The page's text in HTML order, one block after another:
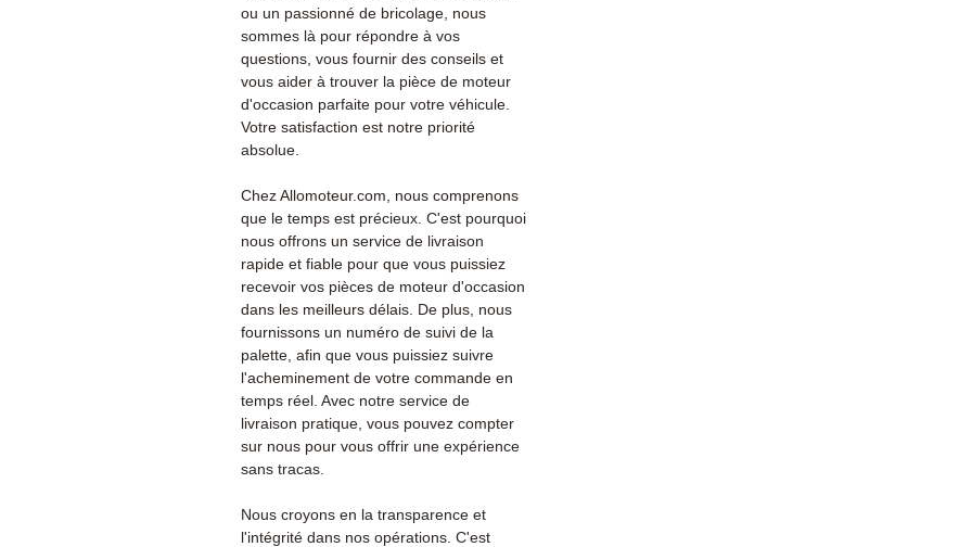
ou un passionné de bricolage, nous
sommes là pour répondre à vos
questions, vous fournir des conseils et
vous aider à trouver la pièce de moteur
d'occasion parfaite pour votre véhicule.
Votre satisfaction est notre priorité
absolue.
Chez Allomoteur.com, nous comprenons
que le temps est précieux. C'est pourquoi
nous offrons un service de livraison
rapide et fiable pour que vous puissiez
recevoir vos pièces de moteur d'occasion
dans les meilleurs délais. De plus, nous
fournissons un numéro de suivi de la
palette, afin que vous puissiez suivre
l'acheminement de votre commande en
temps réel. Avec notre service de
livraison pratique, vous pouvez compter
sur nous pour vous offrir une expérience
sans tracas.
Nous croyons en la transparence et
l'intégrité dans nos opérations. C'est